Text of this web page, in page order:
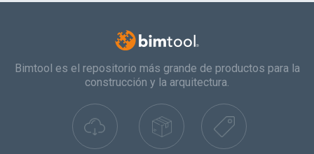
Bimtool es el repositorio más grande de productos para la
construcción y la arquitectura.